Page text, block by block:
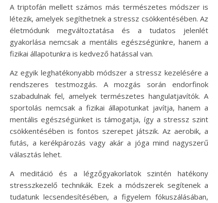
A triptofán mellett számos más természetes módszer is
létezik, amelyek segíthetnek a stressz csökkentésében. Az
életmódunk megváltoztatása és a tudatos jelenlét
gyakorlása nemcsak a mentális egészségünkre, hanem a
fizikai állapotunkra is kedvező hatással van.
Az egyik leghatékonyabb módszer a stressz kezelésére a
rendszeres testmozgás. A mozgás során endorfinok
szabadulnak fel, amelyek természetes hangulatjavítók. A
sportolás nemcsak a fizikai állapotunkat javítja, hanem a
mentális egészségünket is támogatja, így a stressz szint
csökkentésében is fontos szerepet játszik. Az aerobik, a
futás, a kerékpározás vagy akár a jóga mind nagyszerű
választás lehet.
A meditáció és a légzőgyakorlatok szintén hatékony
stresszkezelő technikák. Ezek a módszerek segítenek a
tudatunk lecsendesítésében, a figyelem fókuszálásában,